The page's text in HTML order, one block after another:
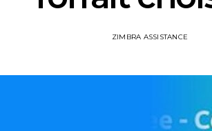
ZIMBRA ASSISTANCE